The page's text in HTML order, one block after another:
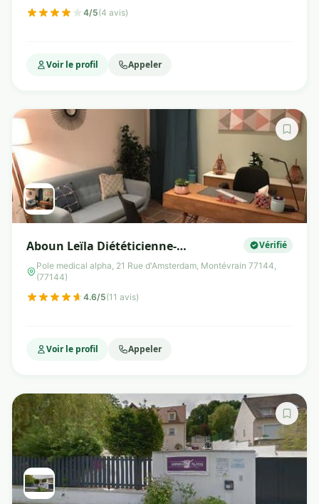
4/5(4 avis)
Voir le profil Appeler
Aboun Leïla Diététicienne-
Nutritionniste Montévrain
Vérifié
Pole medical alpha, 21 Rue d'Amsterdam, Montévrain 77144,
(77144)
4.6/5(11 avis)
Voir le profil Appeler